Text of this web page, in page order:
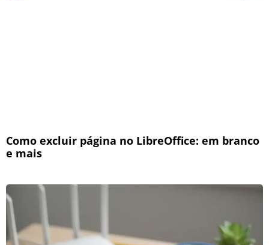
Como excluir página no LibreOffice: em branco
e mais